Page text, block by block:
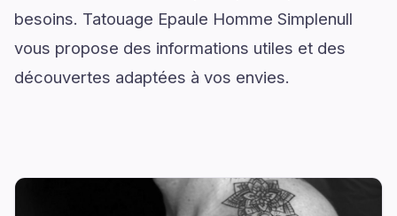
besoins. Tatouage Epaule Homme Simplenull
vous propose des informations utiles et des
découvertes adaptées à vos envies.